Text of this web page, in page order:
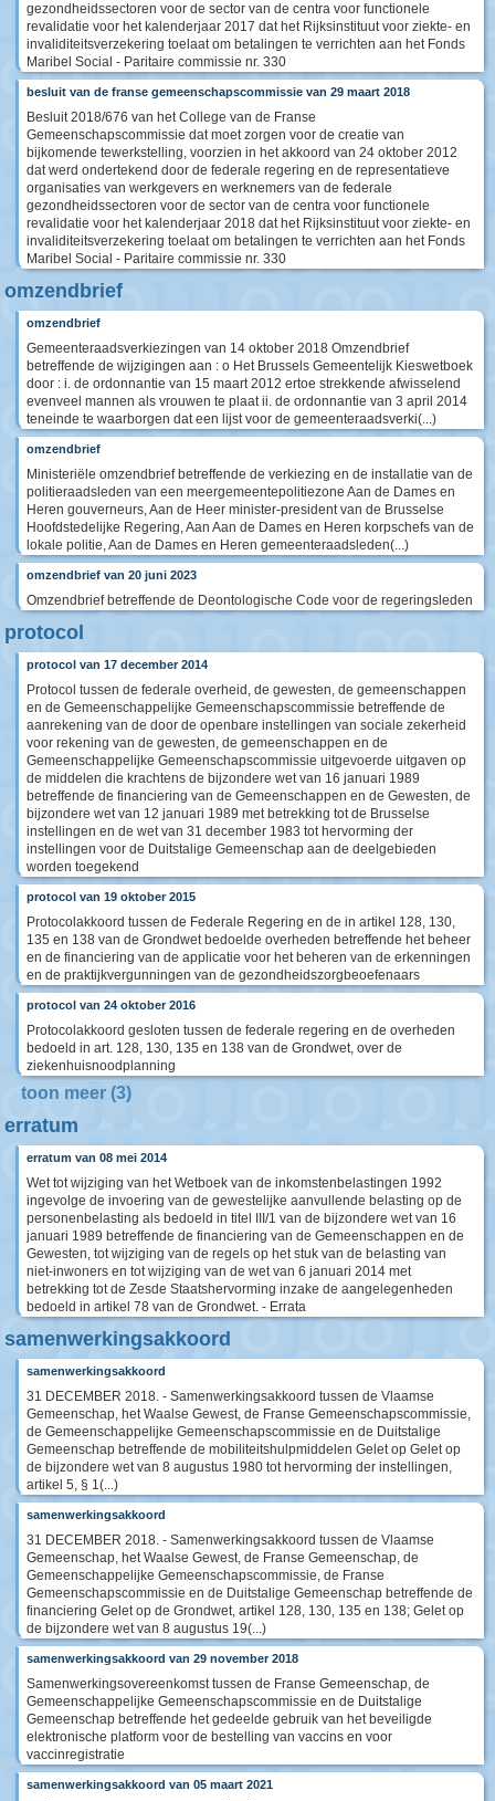
gezondheidssectoren voor de sector van de centra voor functionele
revalidatie voor het kalenderjaar 2017 dat het Rijksinstituut voor ziekte- en
invaliditeitsverzekering toelaat om betalingen te verrichten aan het Fonds
Maribel Social - Paritaire commissie nr. 330
besluit van de franse gemeenschapscommissie van 29 maart 2018
Besluit 2018/676 van het College van de Franse
Gemeenschapscommissie dat moet zorgen voor de creatie van
bijkomende tewerkstelling, voorzien in het akkoord van 24 oktober 2012
dat werd ondertekend door de federale regering en de representatieve
organisaties van werkgevers en werknemers van de federale
gezondheidssectoren voor de sector van de centra voor functionele
revalidatie voor het kalenderjaar 2018 dat het Rijksinstituut voor ziekte- en
invaliditeitsverzekering toelaat om betalingen te verrichten aan het Fonds
Maribel Social - Paritaire commissie nr. 330
omzendbrief
omzendbrief
Gemeenteraadsverkiezingen van 14 oktober 2018 Omzendbrief
betreffende de wijzigingen aan : o Het Brussels Gemeentelijk Kieswetboek
door : i. de ordonnantie van 15 maart 2012 ertoe strekkende afwisselend
evenveel mannen als vrouwen te plaat ii. de ordonnantie van 3 april 2014
teneinde te waarborgen dat een lijst voor de gemeenteraadsverki(...)
omzendbrief
Ministeriële omzendbrief betreffende de verkiezing en de installatie van de
politieraadsleden van een meergemeentepolitiezone Aan de Dames en
Heren gouverneurs, Aan de Heer minister-president van de Brusselse
Hoofdstedelijke Regering, Aan Aan de Dames en Heren korpschefs van de
lokale politie, Aan de Dames en Heren gemeenteraadsleden(...)
omzendbrief van 20 juni 2023
Omzendbrief betreffende de Deontologische Code voor de regeringsleden
protocol
protocol van 17 december 2014
Protocol tussen de federale overheid, de gewesten, de gemeenschappen
en de Gemeenschappelijke Gemeenschapscommissie betreffende de
aanrekening van de door de openbare instellingen van sociale zekerheid
voor rekening van de gewesten, de gemeenschappen en de
Gemeenschappelijke Gemeenschapscommissie uitgevoerde uitgaven op
de middelen die krachtens de bijzondere wet van 16 januari 1989
betreffende de financiering van de Gemeenschappen en de Gewesten, de
bijzondere wet van 12 januari 1989 met betrekking tot de Brusselse
instellingen en de wet van 31 december 1983 tot hervorming der
instellingen voor de Duitstalige Gemeenschap aan de deelgebieden
worden toegekend
protocol van 19 oktober 2015
Protocolakkoord tussen de Federale Regering en de in artikel 128, 130,
135 en 138 van de Grondwet bedoelde overheden betreffende het beheer
en de financiering van de applicatie voor het beheren van de erkenningen
en de praktijkvergunningen van de gezondheidszorgbeoefenaars
protocol van 24 oktober 2016
Protocolakkoord gesloten tussen de federale regering en de overheden
bedoeld in art. 128, 130, 135 en 138 van de Grondwet, over de
ziekenhuisnoodplanning
toon meer (3)
erratum
erratum van 08 mei 2014
Wet tot wijziging van het Wetboek van de inkomstenbelastingen 1992
ingevolge de invoering van de gewestelijke aanvullende belasting op de
personenbelasting als bedoeld in titel III/1 van de bijzondere wet van 16
januari 1989 betreffende de financiering van de Gemeenschappen en de
Gewesten, tot wijziging van de regels op het stuk van de belasting van
niet-inwoners en tot wijziging van de wet van 6 januari 2014 met
betrekking tot de Zesde Staatshervorming inzake de aangelegenheden
bedoeld in artikel 78 van de Grondwet. - Errata
samenwerkingsakkoord
samenwerkingsakkoord
31 DECEMBER 2018. - Samenwerkingsakkoord tussen de Vlaamse
Gemeenschap, het Waalse Gewest, de Franse Gemeenschapscommissie,
de Gemeenschappelijke Gemeenschapscommissie en de Duitstalige
Gemeenschap betreffende de mobiliteitshulpmiddelen Gelet op Gelet op
de bijzondere wet van 8 augustus 1980 tot hervorming der instellingen,
artikel 5, § 1(...)
samenwerkingsakkoord
31 DECEMBER 2018. - Samenwerkingsakkoord tussen de Vlaamse
Gemeenschap, het Waalse Gewest, de Franse Gemeenschap, de
Gemeenschappelijke Gemeenschapscommissie, de Franse
Gemeenschapscommissie en de Duitstalige Gemeenschap betreffende de
financiering Gelet op de Grondwet, artikel 128, 130, 135 en 138; Gelet op
de bijzondere wet van 8 augustus 19(...)
samenwerkingsakkoord van 29 november 2018
Samenwerkingsovereenkomst tussen de Franse Gemeenschap, de
Gemeenschappelijke Gemeenschapscommissie en de Duitstalige
Gemeenschap betreffende het gedeelde gebruik van het beveiligde
elektronische platform voor de bestelling van vaccins en voor
vaccinregistratie
samenwerkingsakkoord van 05 maart 2021